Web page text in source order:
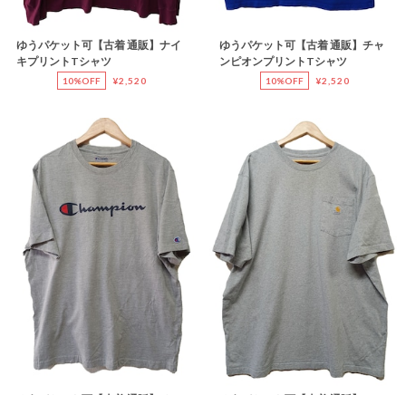
ゆうパケット可【古着 通販】ナイ
キプリントTシャツ
10%OFF ¥2,520
ゆうパケット可【古着 通販】チャ
ンピオンプリントTシャツ
10%OFF ¥2,520